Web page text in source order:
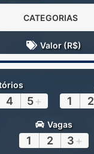
CATEGORIAS
Valor (R$)
4 5+ 1 2
Vagas
1 2 3 +